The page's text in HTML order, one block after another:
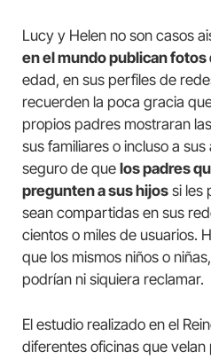
Lucy y Helen no son casos
en el mundo publican fotos
edad, en sus perfiles de
recuerden la poca gracia
propios padres mostraran
sus familiares o incluso a
seguro de que los padres
pregunten a sus hijos si les
sean compartidas en sus
cientos o miles de usuarios.
que los mismos niños o
podrían ni siquiera reclamar.
El estudio realizado en el
diferentes oficinas que